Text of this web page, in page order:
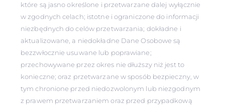
które są jasno określone i przetwarzane dalej wyłącznie
w zgodnych celach; istotne i ograniczone do informacji
niezbędnych do celów przetwarzania; dokładne i
aktualizowane, a niedokładne Dane Osobowe są
bezzwłocznie usuwane lub poprawiane;
przechowywane przez okres nie dłuższy niż jest to
konieczne; oraz przetwarzane w sposób bezpieczny, w
tym chronione przed niedozwolonym lub niezgodnym
z prawem przetwarzaniem oraz przed przypadkową